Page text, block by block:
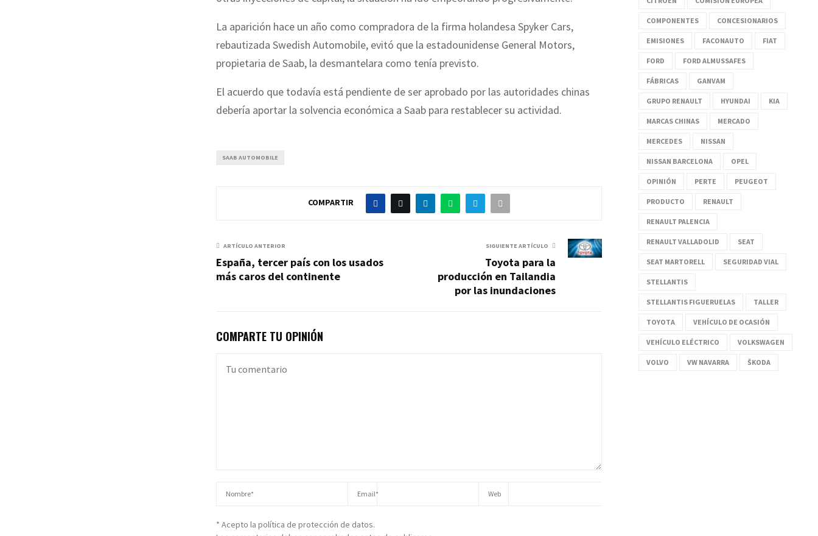
La aparición hace un año como compradora de la firma holandesa Spyker Cars,
rebautizada Swedish Automobile, evitó que la estadounidense General Motors,
propietaria de Saab, la desmantelara como tenía previsto.
El acuerdo que todavía está pendiente de ser aprobado por las autoridades chinas
debería aportar la solvencia económica a Saab para restablecer su actividad.
SAAB AUTOMOBILE
COMPARTIR
ARTÍCULO ANTERIOR
España, tercer país con los usados
más caros del continente
SIGUIENTE ARTÍCULO
Toyota para la
producción en Tailandia
por las inundaciones
COMPARTE TU OPINIÓN
* Acepto la política de protección de datos.
COMPONENTES CONCESIONARIOS
EMISIONES FACONAUTO FIAT
FORD FORD ALMUSSAFES
FÁBRICAS GANVAM
GRUPO RENAULT HYUNDAI KIA
MARCAS CHINAS MERCADO
MERCEDES NISSAN
NISSAN BARCELONA OPEL
OPINIÓN PERTE PEUGEOT
PRODUCTO RENAULT
RENAULT PALENCIA
RENAULT VALLADOLID SEAT
SEAT MARTORELL SEGURIDAD VIAL
STELLANTIS
STELLANTIS FIGUERUELAS TALLER
TOYOTA VEHÍCULO DE OCASIÓN
VEHÍCULO ELÉCTRICO VOLKSWAGEN
VOLVO VW NAVARRA ŠKODA